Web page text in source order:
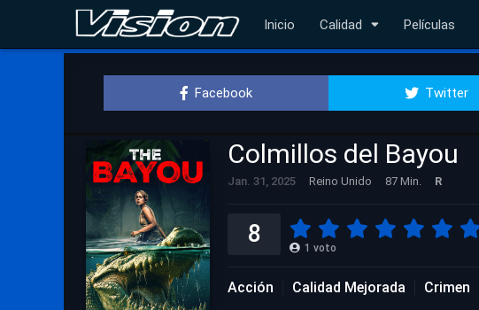
Inicio Calidad Películas
Facebook Twitter
Colmillos del Bayou
Jan. 31, 2025 Reino Unido 87 Min. R
8 1 voto
Acción Calidad Mejorada Crimen